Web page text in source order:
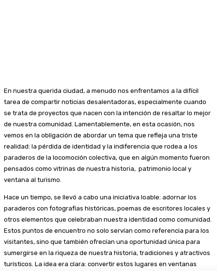
En nuestra querida ciudad, a menudo nos enfrentamos a la difícil
tarea de compartir noticias desalentadoras, especialmente cuando
se trata de proyectos que nacen con la intención de resaltar lo mejor
de nuestra comunidad. Lamentablemente, en esta ocasión, nos
vemos en la obligación de abordar un tema que refleja una triste
realidad: la pérdida de identidad y la indiferencia que rodea a los
paraderos de la locomoción colectiva, que en algún momento fueron
pensados como vitrinas de nuestra historia, patrimonio local y
ventana al turismo.
Hace un tiempo, se llevó a cabo una iniciativa loable: adornar los
paraderos con fotografías históricas, poemas de escritores locales y
otros elementos que celebraban nuestra identidad como comunidad.
Estos puntos de encuentro no solo servían como referencia para los
visitantes, sino que también ofrecían una oportunidad única para
sumergirse en la riqueza de nuestra historia, tradiciones y atractivos
turísticos. La idea era clara: convertir estos lugares en ventanas